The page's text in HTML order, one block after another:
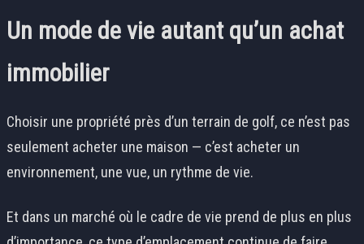
Un mode de vie autant qu’un achat
immobilier
Choisir une propriété près d’un terrain de golf, ce n’est pas
seulement acheter une maison — c’est acheter un
environnement, une vue, un rythme de vie.
Et dans un marché où le cadre de vie prend de plus en plus